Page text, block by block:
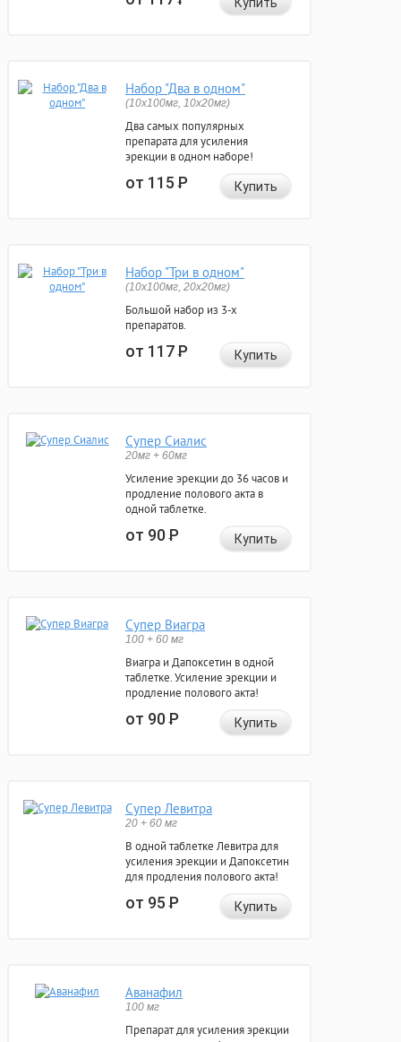
Купить
Набор "Два в одном"
(10x100мг, 10x20мг)
Два самых популярных
препарата для усиления
эрекции в одном наборе!
от 115Р Купить
Набор "Три в одном"
(10x100мг, 20x20мг)
Большой набор из 3-х
препаратов.
от 117Р Купить
Супер Сиалис
20мг + 60мг
Усиление эрекции до 36 часов и
продление полового акта в
одной таблетке.
от 90Р Купить
Супер Виагра
100 + 60 мг
Виагра и Дапоксетин в одной
таблетке. Усиление эрекции и
продление полового акта!
от 90Р Купить
Супер Левитра
20 + 60 мг
В одной таблетке Левитра для
усиления эрекции и Дапоксетин
для продления полового акта!
от 95Р Купить
Аванафил
100 мг
Препарат для усиления эрекции